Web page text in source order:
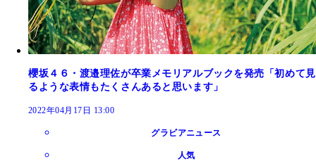
櫻坂４６・渡邉理佐が卒業メモリアルブックを発売「初めて見
るような表情もたくさんあると思います」
2022年04月17日 13:00
グラビアニュース
人気